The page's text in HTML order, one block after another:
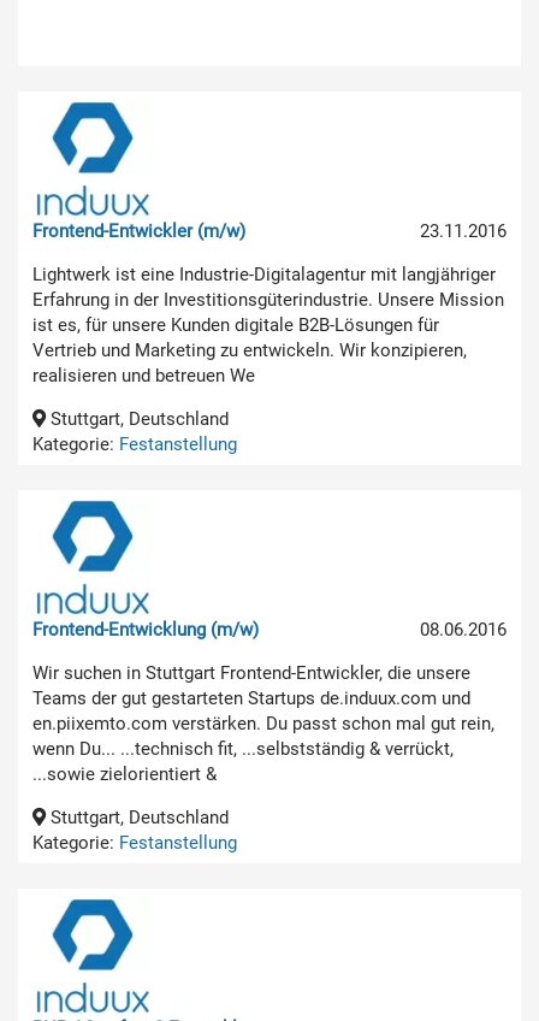
23.11.2016
Frontend-Entwickler (m/w)
Lightwerk ist eine Industrie-Digitalagentur mit langjähriger
Erfahrung in der Investitionsgüterindustrie. Unsere Mission
ist es, für unsere Kunden digitale B2B-Lösungen für
Vertrieb und Marketing zu entwickeln. Wir konzipieren,
realisieren und betreuen We
Stuttgart, Deutschland
Kategorie: Festanstellung
08.06.2016
Frontend-Entwicklung (m/w)
Wir suchen in Stuttgart Frontend-Entwickler, die unsere
Teams der gut gestarteten Startups de.induux.com und
en.piixemto.com verstärken. Du passt schon mal gut rein,
wenn Du... ...technisch fit, ...selbstständig & verrückt,
...sowie zielorientiert &
Stuttgart, Deutschland
Kategorie: Festanstellung